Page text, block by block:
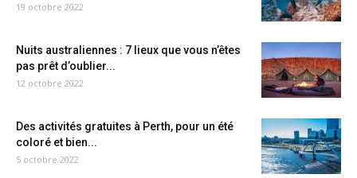
19 octobre 2022
Nuits australiennes : 7 lieux que vous n’êtes
pas prêt d’oublier...
12 octobre 2022
Des activités gratuites à Perth, pour un été
coloré et bien...
5 octobre 2022